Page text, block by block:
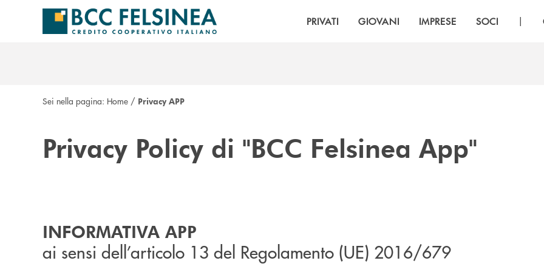
Salta al contenuto principale
PRIVATI GIOVANI IMPRESE SOCI |
Sei nella pagina: Home / Privacy APP
Privacy Policy di "BCC Felsinea App"
INFORMATIVA APP
ai sensi dell’articolo 13 del Regolamento (UE) 2016/679